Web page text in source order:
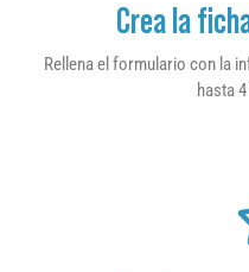
Crea la
Rellena el formulario con la
hasta